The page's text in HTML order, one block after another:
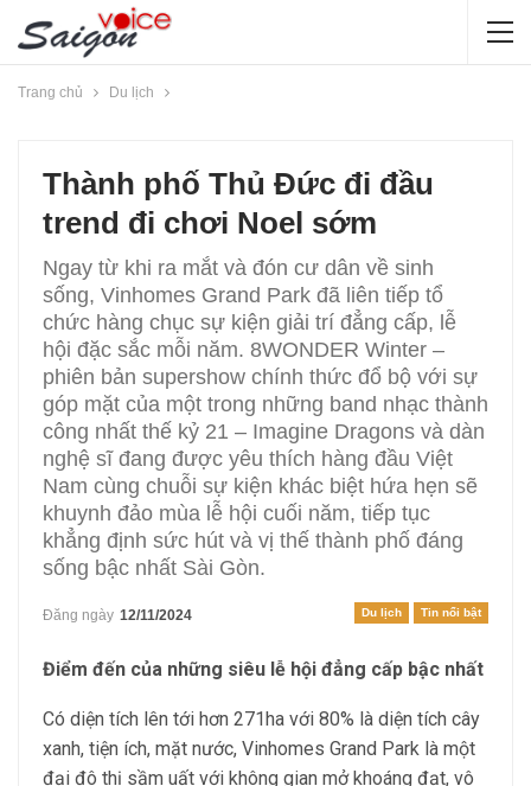
Trang chủ Du lịch
Thành phố Thủ Đức đi đầu
trend đi chơi Noel sớm
Ngay từ khi ra mắt và đón cư dân về sinh
sống, Vinhomes Grand Park đã liên tiếp tổ
chức hàng chục sự kiện giải trí đẳng cấp, lễ
hội đặc sắc mỗi năm. 8WONDER Winter –
phiên bản supershow chính thức đổ bộ với sự
góp mặt của một trong những band nhạc thành
công nhất thế kỷ 21 – Imagine Dragons và dàn
nghệ sĩ đang được yêu thích hàng đầu Việt
Nam cùng chuỗi sự kiện khác biệt hứa hẹn sẽ
khuynh đảo mùa lễ hội cuối năm, tiếp tục
khẳng định sức hút và vị thế thành phố đáng
sống bậc nhất Sài Gòn.
Du lịch Tin nổi bật
Đăng ngày 12/11/2024
Điểm đến của những siêu lễ hội đẳng cấp bậc nhất
Có diện tích lên tới hơn 271ha với 80% là diện tích cây
xanh, tiện ích, mặt nước, Vinhomes Grand Park là một
đại đô thị sầm uất với không gian mở khoáng đạt, vô